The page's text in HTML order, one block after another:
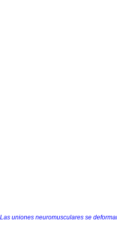
Las uniones neuromusculares se